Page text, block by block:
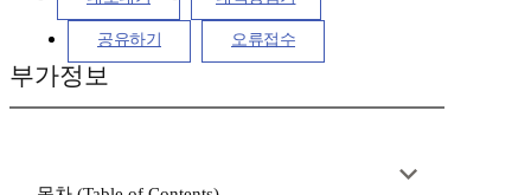
공유하기 오류접수
부가정보